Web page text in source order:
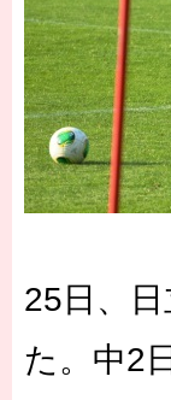
25日、
た。中2